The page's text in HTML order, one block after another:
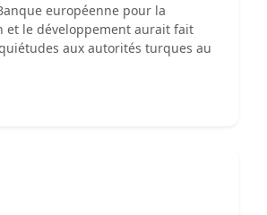
européenne pour la
et le développement aurait fait
aux autorités turques au